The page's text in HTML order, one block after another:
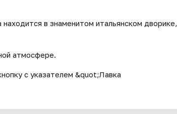
в знаменитом итальянском дворике,
атмосфере.
с указателем &quot;Лавка